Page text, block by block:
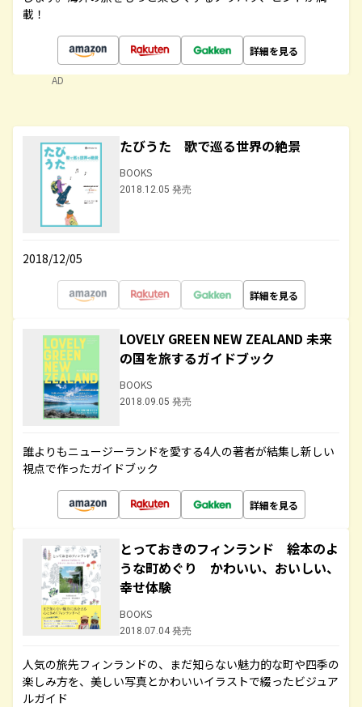
載！
詳細を見る
AD
たびうた 歌で巡る世界の絶景
BOOKS
2018.12.05 発売
2018/12/05
詳細を見る
LOVELY GREEN NEW ZEALAND 未来
の国を旅するガイドブック
BOOKS
2018.09.05 発売
誰よりもニュージーランドを愛する4人の著者が結集し新しい
視点で作ったガイドブック
詳細を見る
とっておきのフィンランド 絵本のよ
うな町めぐり かわいい、おいしい、
幸せ体験
BOOKS
2018.07.04 発売
人気の旅先フィンランドの、まだ知らない魅力的な町や四季の
楽しみ方を、美しい写真とかわいいイラストで綴ったビジュア
ルガイド